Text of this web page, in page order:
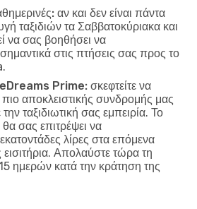
αν και δεν είναι πάντα
ταξιδιών τα Σαββατοκύριακα και
να σας βοηθήσει να
στις πτήσεις σας προς το
eDreams Prime: σκεφτείτε να
πιο αποκλειστικής συνδρομής μας
ταξιδιωτική σας εμπειρία. Το
σας επιτρέψει να
λίρες στα επόμενα
Απολαύστε τώρα τη
ημερών κατά την κράτηση της